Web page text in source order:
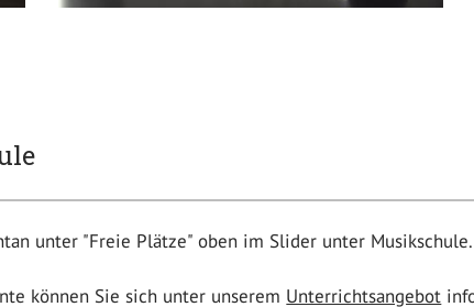
unter "Freie Plätze" oben im Slider unter Musikschule.
können Sie sich unter unserem Unterrichtsangebot